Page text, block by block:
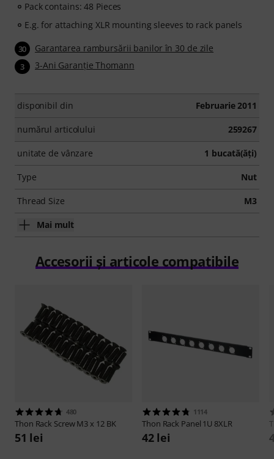
Pack contains: 48 Pieces
E.g. for attaching XLR mounting sleeves to rack panels
30 Garantarea rambursării banilor în 30 de zile
3 3-Ani Garanţie Thomann
disponibil din Februarie 2011
numărul articolului 259267
unitate de vânzare 1 bucată(ăţi)
Type Nut
Thread Size M3
Mai mult
Accesorii și articole compatibile
480
Thon Rack Screw M3 x 12 BK
51 lei
1114
Thon Rack Panel 1U 8XLR
42 lei